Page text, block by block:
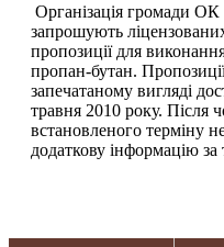
Організація громади
запрошують
пропозиції для
пропан-бутан.
запечатаному вигляді
травня 2010 року. Після
встановленого терміну
додаткову інформацію